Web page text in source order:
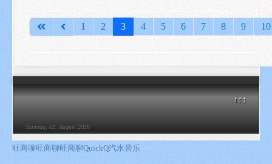
↑↑↑
Sonntag, 09. August 2026
Seite 3 von 22
1 2 3 4 5 6 7 8 9 10
旺商聊旺商聊旺商聊QuickQ汽水音乐